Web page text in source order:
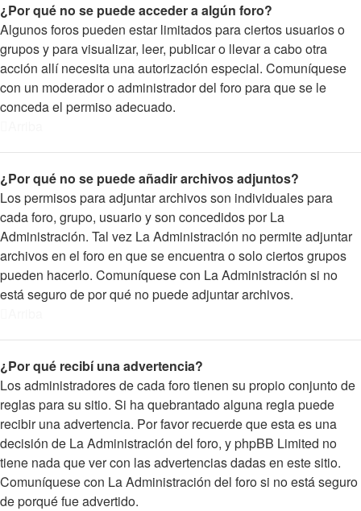
¿Por qué no se puede acceder a algún foro?
Algunos foros pueden estar limitados para ciertos usuarios o
grupos y para visualizar, leer, publicar o llevar a cabo otra
acción allí necesita una autorización especial. Comuníquese
con un moderador o administrador del foro para que se le
conceda el permiso adecuado.
¿Por qué no se puede añadir archivos adjuntos?
Los permisos para adjuntar archivos son individuales para
cada foro, grupo, usuario y son concedidos por La
Administración. Tal vez La Administración no permite adjuntar
archivos en el foro en que se encuentra o solo ciertos grupos
pueden hacerlo. Comuníquese con La Administración si no
está seguro de por qué no puede adjuntar archivos.
¿Por qué recibí una advertencia?
Los administradores de cada foro tienen su propio conjunto de
reglas para su sitio. Si ha quebrantado alguna regla puede
recibir una advertencia. Por favor recuerde que esta es una
decisión de La Administración del foro, y phpBB Limited no
tiene nada que ver con las advertencias dadas en este sitio.
Comuníquese con La Administración del foro si no está seguro
de porqué fue advertido.